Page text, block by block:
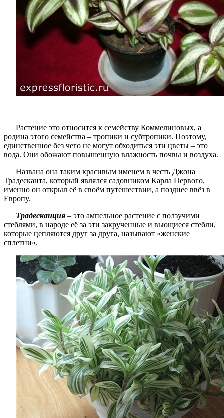
Растение это относится к семейству Коммелиновых, а
родина этого семейства – тропики и субтропики. Поэтому,
единственное без чего не могут обходиться эти цветы – это
вода. Они обожают повышенную влажность почвы и воздуха.
Названа она таким красивым именем в честь Джона
Традесканта, который являлся садовником Карла Первого,
именно он открыл её в своём путешествии, а позднее ввёз в
Европу.
Традесканция – это ампельное растение с ползучими
стеблями, в народе её за эти закрученные и вьющиеся стебли,
которые цепляются друг за друга, называют «женские
сплетни».